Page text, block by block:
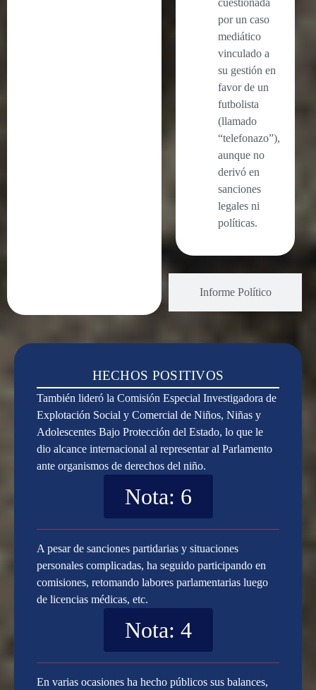
Informe Político
por un caso
mediático
vinculado a
su gestión en
favor de un
futbolista
(llamado
“telefonazo”),
aunque no
derivó en
sanciones
legales ni
políticas.
HECHOS POSITIVOS
También lideró la Comisión Especial Investigadora de
Explotación Social y Comercial de Niños, Niñas y
Adolescentes Bajo Protección del Estado, lo que le
dio alcance internacional al representar al Parlamento
ante organismos de derechos del niño.
Nota: 6
A pesar de sanciones partidarias y situaciones
personales complicadas, ha seguido participando en
comisiones, retomando labores parlamentarias luego
de licencias médicas, etc.
Nota: 4
En varias ocasiones ha hecho públicos sus balances,